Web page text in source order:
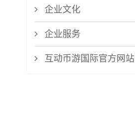
企业文化
企业服务
互动币游国际官方网站